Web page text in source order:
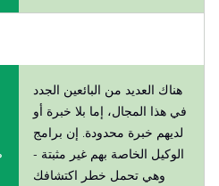
هناك العديد من البائعين الجدد
في هذا المجال، إما بلا خبرة أو
لديهم خبرة محدودة. إن برامج
الوكيل الخاصة بهم غير مثبتة -
وهي تحمل خطر اكتشافك